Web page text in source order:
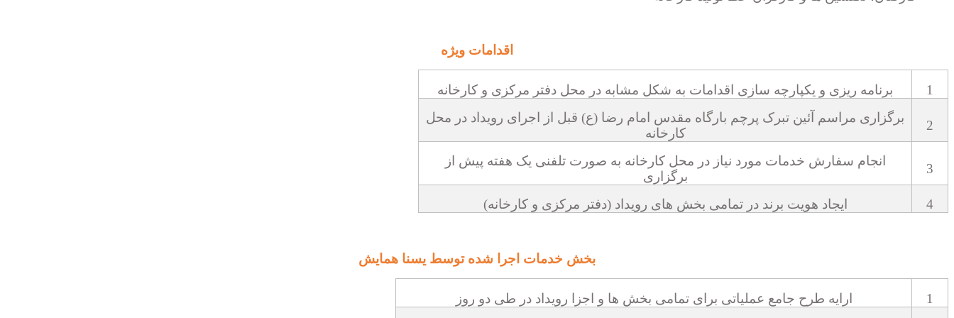
اقدامات ویژه
1 برنامه ریزی و یکپارچه سازی اقدامات به شکل مشابه در محل دفتر مرکزی و کارخانه
2
برگزاری مراسم آئین تبرک پرچم بارگاه مقدس امام رضا (ع) قبل از اجرای رویداد در محل
کارخانه
3
انجام سفارش خدمات مورد نیاز در محل کارخانه به صورت تلفنی یک هفته پیش از
برگزاری
4
ایجاد هویت برند در تمامی بخش های رویداد (دفتر مرکزی و کارخانه)
بخش خدمات اجرا شده توسط یسنا همایش
1 ارایه طرح جامع عملیاتی برای تمامی بخش ها و اجزا رویداد در طی دو روز